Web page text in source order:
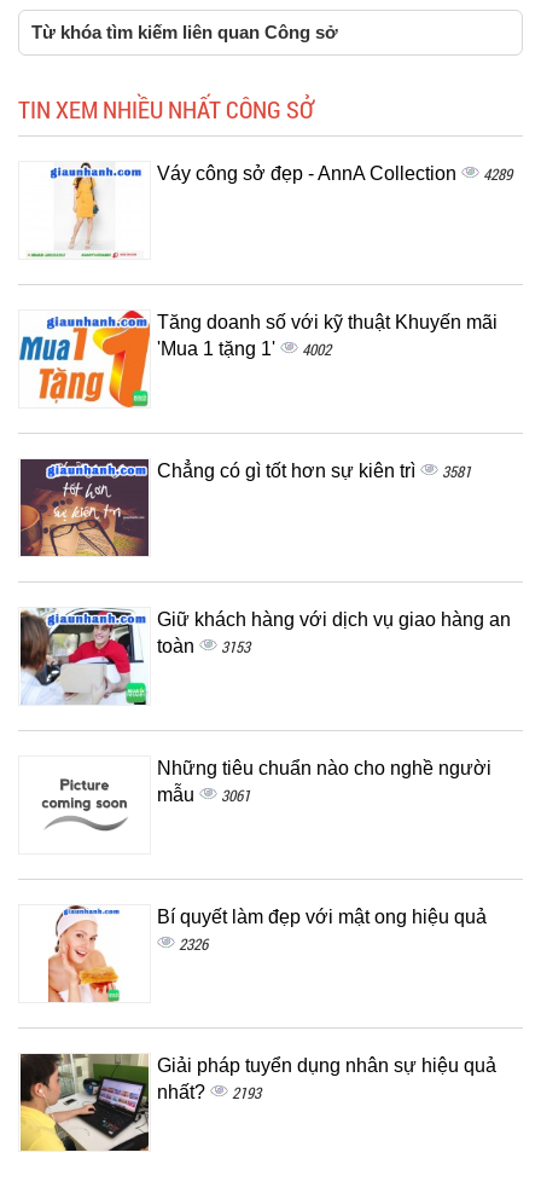
Từ khóa tìm kiếm liên quan Công sở
TIN XEM NHIỀU NHẤT CÔNG SỞ
Váy công sở đẹp - AnnA Collection 4289
Tăng doanh số với kỹ thuật Khuyến mãi
'Mua 1 tặng 1'
4002
Chẳng có gì tốt hơn sự kiên trì 3581
Giữ khách hàng với dịch vụ giao hàng an
toàn
3153
Những tiêu chuẩn nào cho nghề người
mẫu
3061
Bí quyết làm đẹp với mật ong hiệu quả
2326
Giải pháp tuyển dụng nhân sự hiệu quả
nhất?
2193